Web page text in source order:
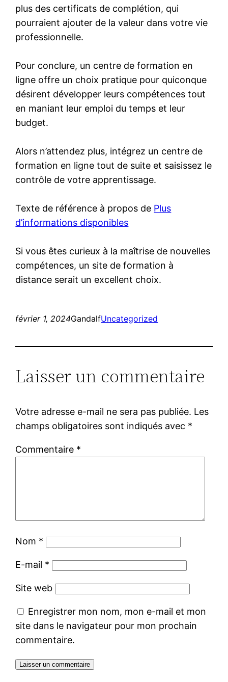
plus des certificats de complétion, qui
pourraient ajouter de la valeur dans votre vie
professionnelle.
Pour conclure, un centre de formation en
ligne offre un choix pratique pour quiconque
désirent développer leurs compétences tout
en maniant leur emploi du temps et leur
budget.
Alors n’attendez plus, intégrez un centre de
formation en ligne tout de suite et saisissez le
contrôle de votre apprentissage.
Texte de référence à propos de Plus
d’informations disponibles
Si vous êtes curieux à la maîtrise de nouvelles
compétences, un site de formation à
distance serait un excellent choix.
février 1, 2024GandalfUncategorized
Laisser un commentaire
Votre adresse e-mail ne sera pas publiée. Les
champs obligatoires sont indiqués avec *
Commentaire *
Nom *
E-mail *
Site web
Enregistrer mon nom, mon e-mail et mon
site dans le navigateur pour mon prochain
commentaire.